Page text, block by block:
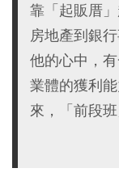
靠「起販厝
房地產到銀
他的心中，
業體的獲利
來，「前段